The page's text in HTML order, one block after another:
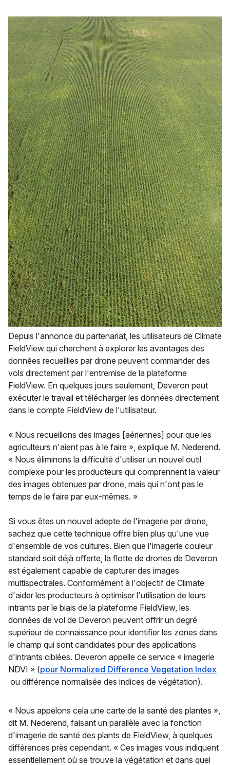
Depuis l'annonce du partenariat, les utilisateurs de Climate
FieldView qui cherchent à explorer les avantages des
données recueillies par drone peuvent commander des
vols directement par l'entremise de la plateforme
FieldView. En quelques jours seulement, Deveron peut
exécuter le travail et télécharger les données directement
dans le compte FieldView de l'utilisateur.
« Nous recueillons des images [aériennes] pour que les
agriculteurs n'aient pas à le faire », explique M. Nederend.
« Nous éliminons la difficulté d'utiliser un nouvel outil
complexe pour les producteurs qui comprennent la valeur
des images obtenues par drone, mais qui n'ont pas le
temps de le faire par eux-mêmes. »
Si vous êtes un nouvel adepte de l'imagerie par drone,
sachez que cette technique offre bien plus qu'une vue
d'ensemble de vos cultures. Bien que l'imagerie couleur
standard soit déjà offerte, la flotte de drones de Deveron
est également capable de capturer des images
multispectrales. Conformément à l'objectif de Climate
d'aider les producteurs à optimiser l'utilisation de leurs
intrants par le biais de la plateforme FieldView, les
données de vol de Deveron peuvent offrir un degré
supérieur de connaissance pour identifier les zones dans
le champ qui sont candidates pour des applications
d'intrants ciblées. Deveron appelle ce service « imagerie
NDVI » (pour Normalized Difference Vegetation Index
ou différence normalisée des indices de végétation).
« Nous appelons cela une carte de la santé des plantes »,
dit M. Nederend, faisant un parallèle avec la fonction
d'imagerie de santé des plants de FieldView, à quelques
différences près cependant. « Ces images vous indiquent
essentiellement où se trouve la végétation et dans quel